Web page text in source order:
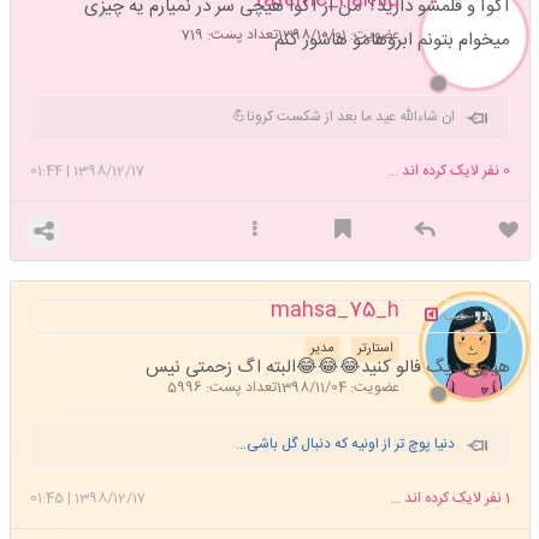
عضویت: 1398/10/01 تعداد پست: 719
آکوآ و قلمشو دارید؟ من از آکوا هیچی سر در نمیارم یه چیزی
میخوام بتونم ابروهامو هاشور کنم
ان شاءالله عید ما بعد از شکست کرونا💪
1398/12/17
|
01:44 0 نفر لایک کرده اند ...
mahsa_75_h
مدیر استارتر
عضویت: 1398/11/04 تعداد پست: 5996
خب
هیچی دیگ فالو کنید😂😂😂البته اگ زحمتی نیس
دنیا پوچ تر از اونیه که دنبال گل باشی...
1398/12/17
|
01:45 1نفر لایک کرده اند ...